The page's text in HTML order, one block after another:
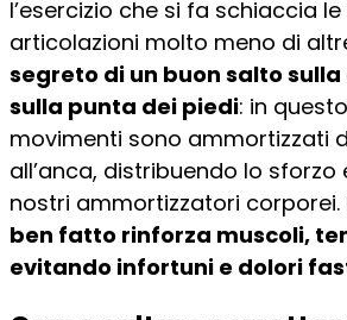
l’esercizio che si fa schiaccia
articolazioni molto meno di
segreto di un buon salto
sulla punta dei piedi: in
movimenti sono ammortizzati
all’anca, distribuendo lo
nostri ammortizzatori corporei.
ben fatto rinforza muscoli,
evitando infortuni e dolori